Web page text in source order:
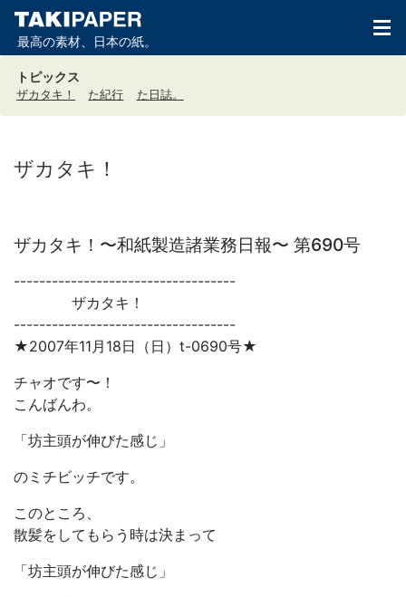
最高の素材、日本の紙。
トピックス
ザカタキ！ た紀行 た日誌。
ザカタキ！
ザカタキ！〜和紙製造諸業務日報〜 第690号
-----------------------------------
ザカタキ！
-----------------------------------
★2007年11月18日（日）t-0690号★
チャオです〜！
こんばんわ。
「坊主頭が伸びた感じ」
のミチビッチです。
このところ、
散髪をしてもらう時は決まって
「坊主頭が伸びた感じ」